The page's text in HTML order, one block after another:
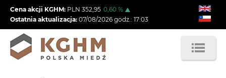
Przejdź
treści
Cena akcji KGHM: PLN 352,95 0,60 %
Ostatnia aktualizacja: 07/08/2026 godz.: 17:03